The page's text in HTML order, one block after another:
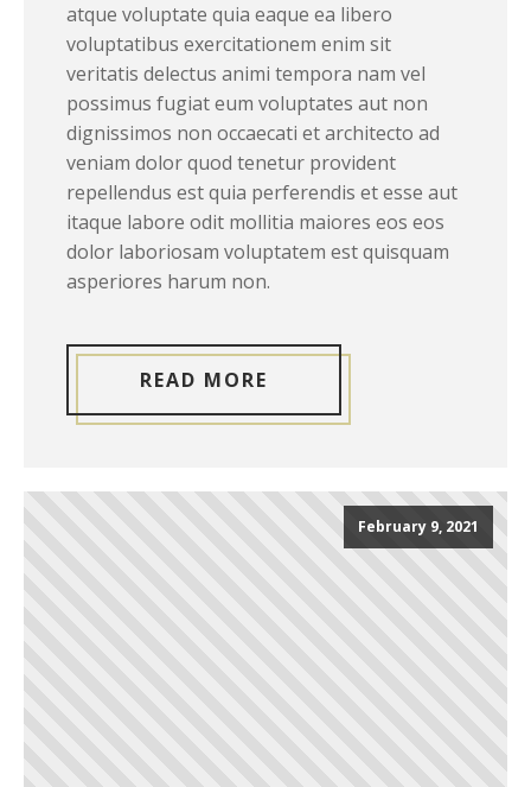
atque voluptate quia eaque ea libero
voluptatibus exercitationem enim sit
veritatis delectus animi tempora nam vel
possimus fugiat eum voluptates aut non
dignissimos non occaecati et architecto ad
veniam dolor quod tenetur provident
repellendus est quia perferendis et esse aut
itaque labore odit mollitia maiores eos eos
dolor laboriosam voluptatem est quisquam
asperiores harum non.
READ MORE
February 9, 2021